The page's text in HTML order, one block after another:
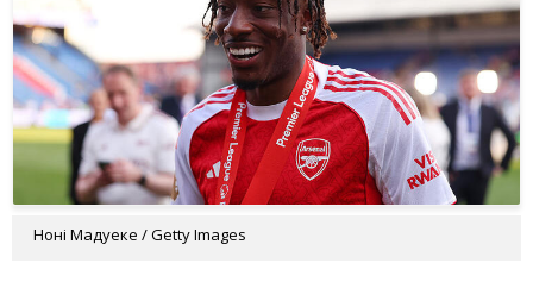
Ноні Мадуеке / Getty Images